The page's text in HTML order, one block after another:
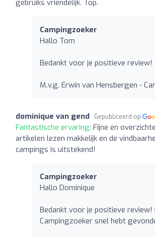
gebruiks vriendelijk. Top.
Campingzoeker
Hallo Tom
Bedankt voor je positieve review!
M.v.g. Erwin van Hensbergen -
dominique van gend Gepubliceerd op
Fantastische ervaring: Fijne en
artikelen lezen makkelijk en de
campings is uitstekend!
Campingzoeker
Hallo Dominique
Bedankt voor je positieve review!
Campingzoeker snel hebt